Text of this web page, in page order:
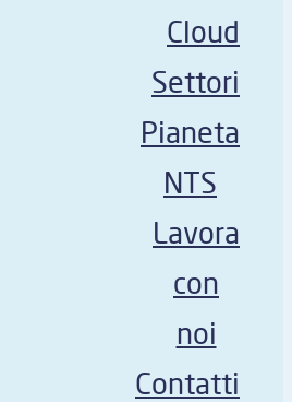
Cloud
Settori
Pianeta
NTS
Lavora
con
noi
Contatti